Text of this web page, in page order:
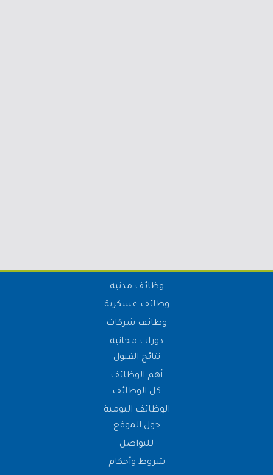
وظائف مدنية
وظائف عسكرية
وظائف شركات
دورات مجانية
نتائج القبول
أهم الوظائف
كل الوظائف
الوظائف اليومية
حول الموقع
للتواصل
شروط وأحكام